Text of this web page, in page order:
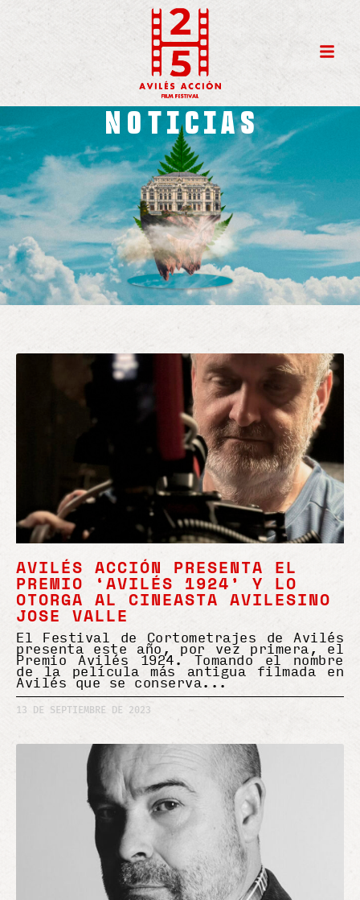
NOTICIAS
AVILÉS ACCIÓN PRESENTA EL
PREMIO ‘AVILÉS 1924’ Y LO
OTORGA AL CINEASTA AVILESINO
JOSE VALLE
El Festival de Cortometrajes de Avilés
presenta este año, por vez primera, el
Premio Avilés 1924. Tomando el nombre
de la película más antigua filmada en
Avilés que se conserva
13 DE SEPTIEMBRE DE 2023